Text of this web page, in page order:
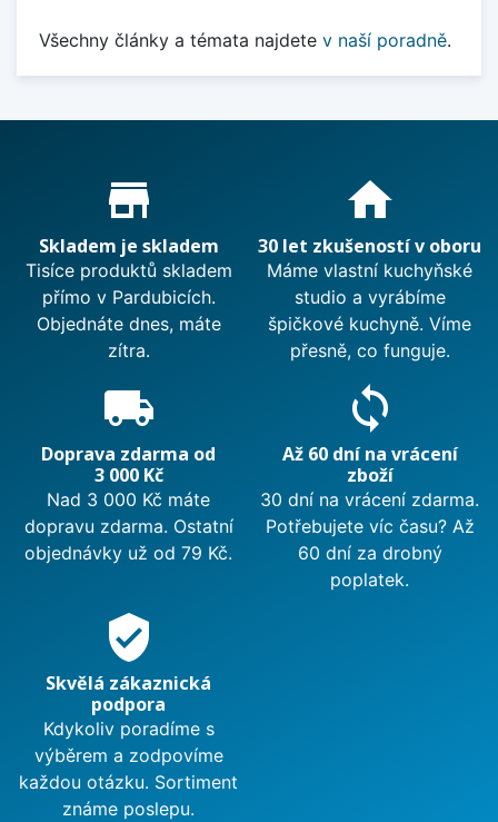
Všechny články a témata najdete v naší poradně.
Proč nakupovat u nás?
store_mall_directory
Skladem je skladem
Tisíce produktů skladem
přímo v Pardubicích.
Objednáte dnes, máte
zítra.
home
30 let zkušeností v oboru
Máme vlastní kuchyňské
studio a vyrábíme
špičkové kuchyně. Víme
přesně, co funguje.
local_shipping
Doprava zdarma od
3 000 Kč
Nad 3 000 Kč máte
dopravu zdarma. Ostatní
objednávky už od 79 Kč.
sync
Až 60 dní na vrácení
zboží
30 dní na vrácení zdarma.
Potřebujete víc času? Až
60 dní za drobný
poplatek.
verified_user
Skvělá zákaznická
podpora
Kdykoliv poradíme s
výběrem a zodpovíme
každou otázku. Sortiment
známe poslepu.